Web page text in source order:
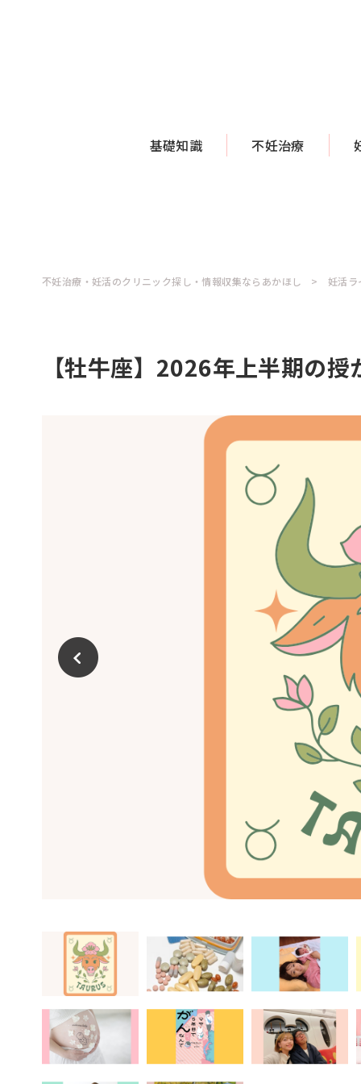
基礎知識 不妊治療
不妊治療・妊活のクリニック探し・情報収集ならあかほし 妊活ラ
【牡牛座】2026年上半期の